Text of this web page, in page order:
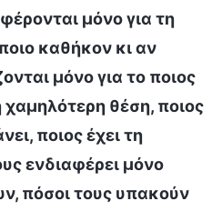
μόνο για τη
καθήκον κι αν
μόνο για το ποιος
χαμηλότερη θέση, ποιος
ποιος έχει τη
ενδιαφέρει μόνο
πόσοι τους υπακούν